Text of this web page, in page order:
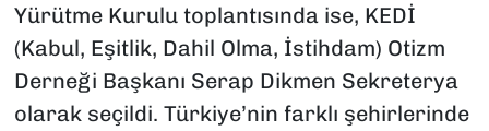
Yürütme Kurulu toplantısında ise, KEDİ
(Kabul, Eşitlik, Dahil Olma, İstihdam) Otizm
Derneği Başkanı Serap Dikmen Sekreterya
olarak seçildi. Türkiye’nin farklı şehirlerinde